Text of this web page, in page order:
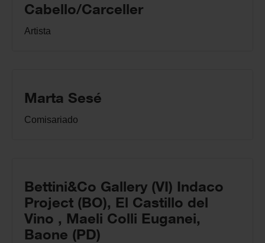
Cabello/Carceller
Artista
Marta Sesé
Comisariado
Bettini&Co Gallery (VI) Indaco
Project (BO), El Castillo del
Vino , Maeli Colli Euganei,
Baone (PD)